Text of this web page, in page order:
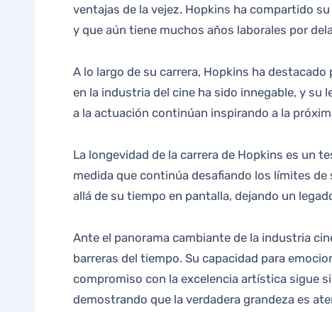
ventajas de la vejez. Hopkins ha compartido
y que aún tiene muchos años laborales por
A lo largo de su carrera, Hopkins ha
en la industria del cine ha sido innegable, y su
a la actuación continúan inspirando a la
La longevidad de la carrera de Hopkins es un
medida que continúa desafiando los límites
allá de su tiempo en pantalla, dejando un
Ante el panorama cambiante de la industria
barreras del tiempo. Su capacidad para
compromiso con la excelencia artística sigue
demostrando que la verdadera grandeza es